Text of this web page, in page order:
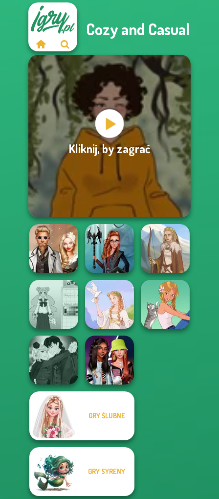
Cozy and Casual
Kliknij, by zagrać
Steampunk
Wedding
Centaur
Princesses
Viking Woman
School Girl Dress
Up V3
Greek Gods
Manga Creator
Vampire Hunter
P...
Fashionistas'
GRY ŚLUBNE
GRY SYRENY